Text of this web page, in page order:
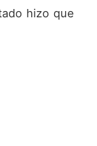
hizo que